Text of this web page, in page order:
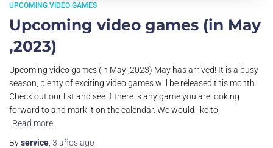
UPCOMING VIDEO GAMES
Upcoming video games (in May
,2023)
Upcoming video games (in May ,2023) May has arrived! It is a busy
season, plenty of exciting video games will be released this month.
Check out our list and see if there is any game you are looking
forward to and mark it on the calendar. We would like to
Read more…
Byservice 3 añosago